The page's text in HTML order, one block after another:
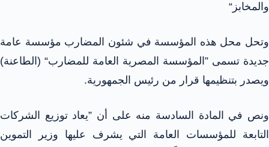
والمخابز“
وتحل محل هذه المؤسسة في شئون المضارب مؤسسة عامة
جديدة تسمى ”المؤسسة المصرية العامة للمضارب“ (الطاعنة)
ويصدر بتنظيمها قرار من رئيس الجمهورية.
ونص في المادة السادسة منه على أن ”يعاد توزيع الشركات
التابعة للمؤسسات العامة التي يشرف عليها وزير التموين